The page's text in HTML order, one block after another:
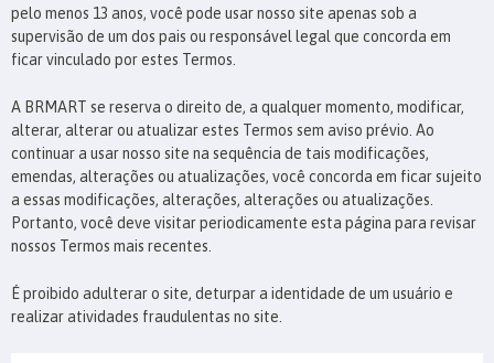
pelo menos 13 anos, você pode usar nosso site apenas sob a
supervisão de um dos pais ou responsável legal que concorda em
ficar vinculado por estes Termos.
A BRMART se reserva o direito de, a qualquer momento, modificar,
alterar, alterar ou atualizar estes Termos sem aviso prévio. Ao
continuar a usar nosso site na sequência de tais modificações,
emendas, alterações ou atualizações, você concorda em ficar sujeito
a essas modificações, alterações, alterações ou atualizações.
Portanto, você deve visitar periodicamente esta página para revisar
nossos Termos mais recentes.
É proibido adulterar o site, deturpar a identidade de um usuário e
realizar atividades fraudulentas no site.